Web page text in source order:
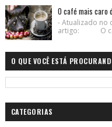
O café mais caro
- Atualizado no
artigo: O café
O QUE VOCÊ ESTÁ
CATEGORIAS